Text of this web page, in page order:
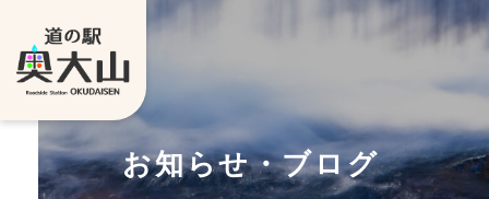
お知らせ・ブログ